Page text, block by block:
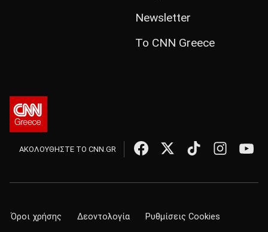
Newsletter
Το CNN Greece
ΑΚΟΛΟΥΘΗΣΤΕ ΤΟ CNN.GR
Όροι χρήσης Δεοντολογία Ρυθμίσεις Cookies